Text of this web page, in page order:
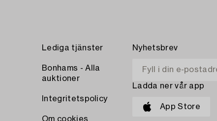
Lediga tjänster
Bonhams - Alla
auktioner
Integritetspolicy
Om cookies
Nyhetsbrev
Ladda ner vår app
App Store